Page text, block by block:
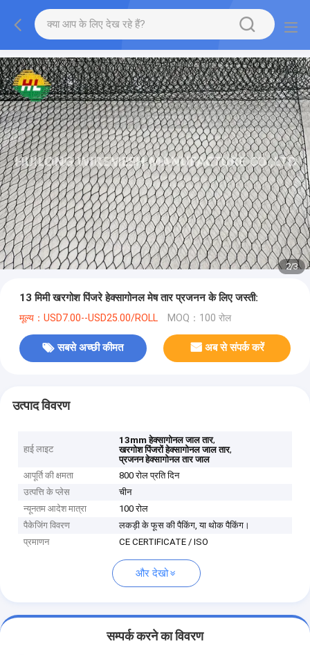
2/3
13 मिमी खरगोश पिंजरे हेक्सागोनल मेष तार प्रजनन के लिए जस्ती:
मूल्य：USD7.00--USD25.00/ROLL MOQ：100 रोल
सबसे अच्छी कीमत अब से संपर्क करें
उत्पाद विवरण
हाई लाइट
13mm हेक्सागोनल जाल तार,
खरगोश पिंजरों हेक्सागोनल जाल तार,
प्रजनन हेक्सागोनल तार जाल
आपूर्ति की क्षमता
800 रोल प्रति दिन
उत्पत्ति के प्लेस
चीन
न्यूनतम आदेश मात्रा
100 रोल
पैकेजिंग विवरण
लकड़ी के फूस की पैकिंग, या थोक पैकिंग।
प्रमाणन
CE CERTIFICATE / ISO
और देखो
सम्पर्क करने का विवरण